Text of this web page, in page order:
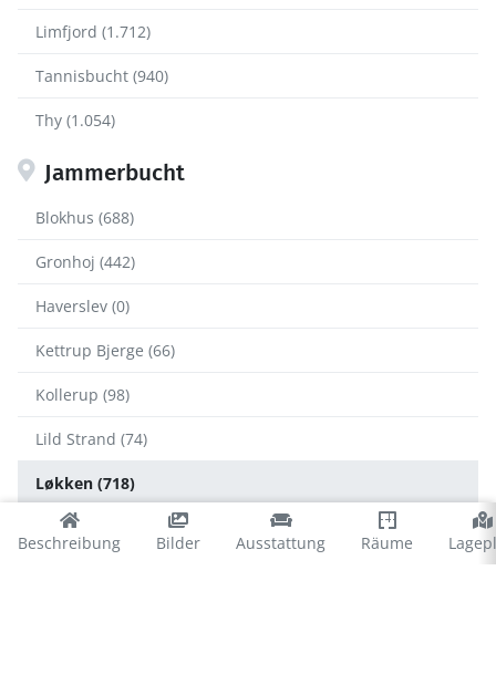
Beschreibung Bilder Ausstattung Räume
Limfjord (1.712)
Tannisbucht (940)
Thy (1.054)
Jammerbucht
Blokhus (688)
Gronhoj (442)
Haverslev (0)
Kettrup Bjerge (66)
Kollerup (98)
Lild Strand (74)
Løkken (718)
Lønstrup (488)